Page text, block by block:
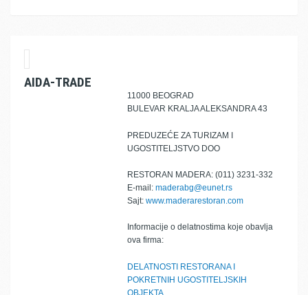
AIDA-TRADE
11000 BEOGRAD
BULEVAR KRALJA ALEKSANDRA 43
PREDUZEĆE ZA TURIZAM I
UGOSTITELJSTVO DOO
RESTORAN MADERA: (011) 3231-332
E-mail: maderabg@eunet.rs
Sajt: www.maderarestoran.com
Informacije o delatnostima koje obavlja
ova firma:
DELATNOSTI RESTORANA I
POKRETNIH UGOSTITELJSKIH
OBJEKTA